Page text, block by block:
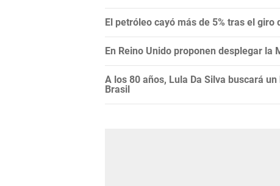
El petróleo cayó más de 5% tras el
En Reino Unido proponen desplegar
A los 80 años, Lula Da Silva buscará
Brasil